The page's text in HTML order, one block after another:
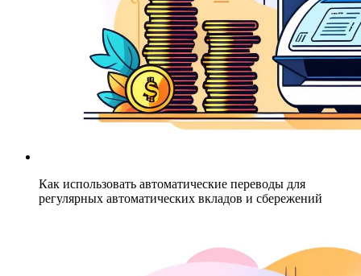
Как использовать автоматические переводы для
регулярных автоматических вкладов и сбережений